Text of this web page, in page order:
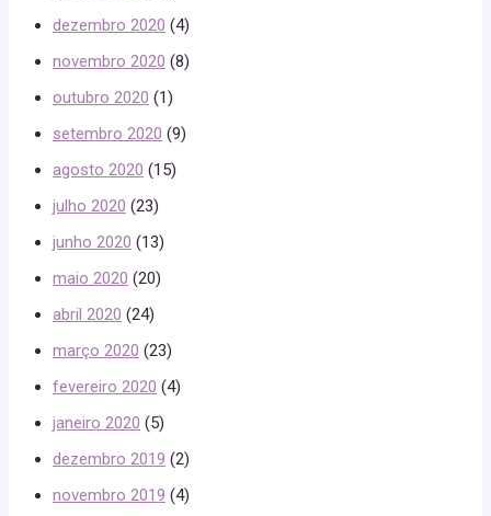
dezembro 2020 (4)
novembro 2020 (8)
outubro 2020 (1)
setembro 2020 (9)
agosto 2020 (15)
julho 2020 (23)
junho 2020 (13)
maio 2020 (20)
abril 2020 (24)
março 2020 (23)
fevereiro 2020 (4)
janeiro 2020 (5)
dezembro 2019 (2)
novembro 2019 (4)